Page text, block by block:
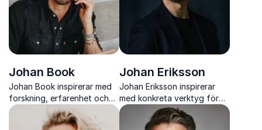
Johan Book
Johan Book inspirerar med
forskning, erfarenhet och
konkreta verktyg för
starkare ledarskap och
Johan Eriksson
Johan Eriksson inspirerar
med konkreta verktyg för
ledarskap, digitalisering och
framtidens kompetens